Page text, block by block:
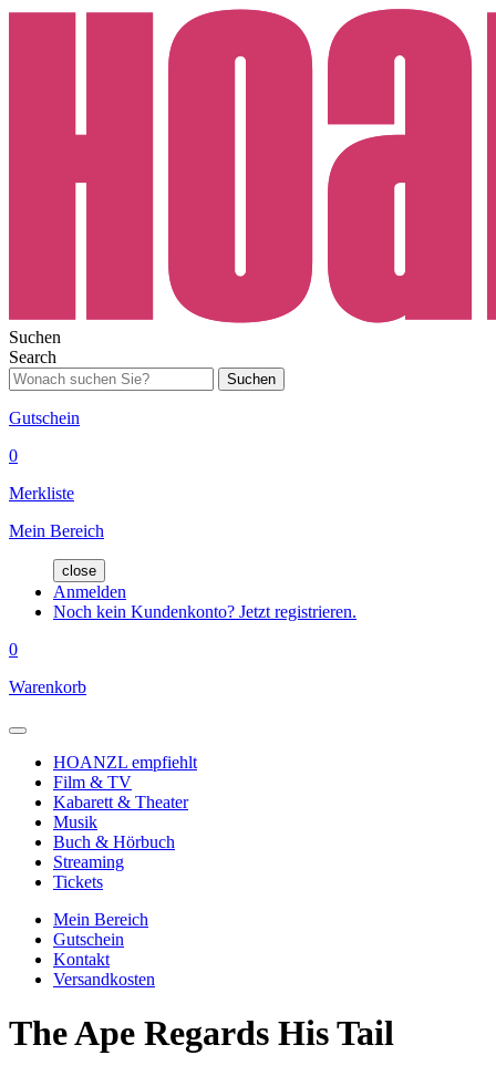
Suchen
Search
Suchen
Gutschein
0
Merkliste
Mein Bereich
close
Anmelden
Noch kein Kundenkonto? Jetzt registrieren.
0
Warenkorb
HOANZL empfiehlt
Film & TV
Kabarett & Theater
Musik
Buch & Hörbuch
Streaming
Tickets
Mein Bereich
Gutschein
Kontakt
Versandkosten
The Ape Regards His Tail